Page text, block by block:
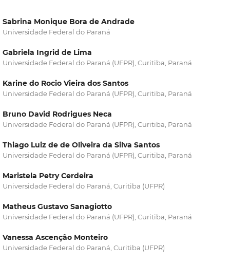
Sabrina Monique Bora de Andrade
Universidade Federal do Paraná
Gabriela Ingrid de Lima
Universidade Federal do Paraná (UFPR), Curitiba, Paraná
Karine do Rocio Vieira dos Santos
Universidade Federal do Paraná (UFPR), Curitiba, Paraná
Bruno David Rodrigues Neca
Universidade Federal do Paraná (UFPR), Curitiba, Paraná
Thiago Luiz de de Oliveira da Silva Santos
Universidade Federal do Paraná (UFPR), Curitiba, Paraná
Maristela Petry Cerdeira
Universidade Federal do Paraná, Curitiba (UFPR)
Matheus Gustavo Sanagiotto
Universidade Federal do Paraná (UFPR), Curitiba, Paraná
Vanessa Ascenção Monteiro
Universidade Federal do Paraná, Curitiba (UFPR)